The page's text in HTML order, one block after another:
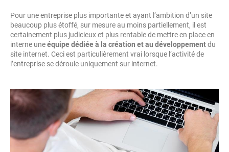
Pour une entreprise plus importante et ayant l’ambition d’un site
beaucoup plus étoffé, sur mesure au moins partiellement, il est
certainement plus judicieux et plus rentable de mettre en place en
interne uneéquipe dédiée à la création et au développementdu
site internet. Ceci est particulièrement vrai lorsque l’activité de
l’entreprise se déroule uniquement sur internet.